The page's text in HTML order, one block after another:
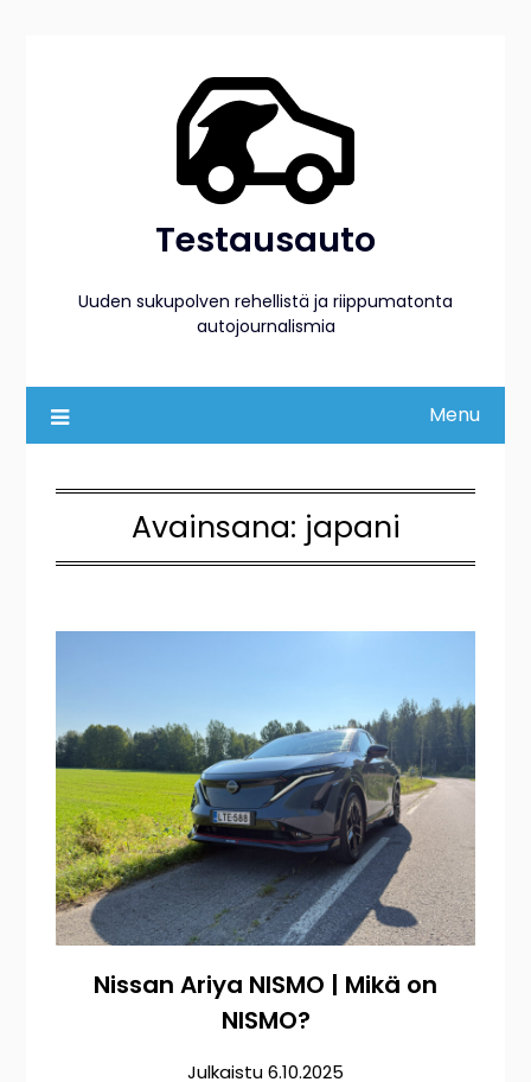
Testausauto
Uuden sukupolven rehellistä ja riippumatonta
autojournalismia
Menu
Avainsana: japani
Nissan Ariya NISMO | Mikä on
NISMO?
Julkaistu6.10.2025